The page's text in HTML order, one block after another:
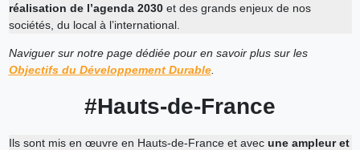
réalisation de l’agenda 2030 et des grands enjeux de nos
sociétés, du local à l’international.
Naviguer sur notre page dédiée pour en savoir plus sur les
Objectifs du Développement Durable.
#Hauts-de-France
Ils sont mis en œuvre en Hauts-de-France et avec une ampleur et